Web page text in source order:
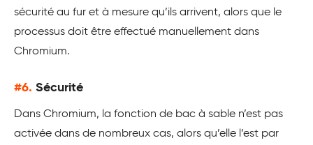
sécurité au fur et à mesure qu’ils arrivent, alors que le
processus doit être effectué manuellement dans
Chromium.
#6. Sécurité
Dans Chromium, la fonction de bac à sable n’est pas
activée dans de nombreux cas, alors qu’elle l’est par